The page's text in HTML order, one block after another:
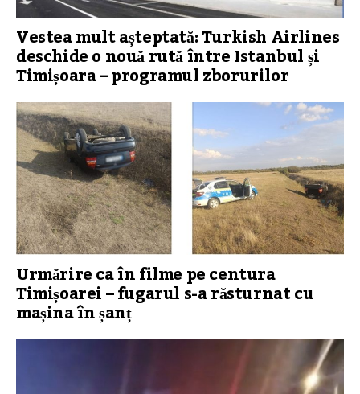
Vestea mult așteptată: Turkish Airlines
deschide o nouă rută între Istanbul și
Timișoara – programul zborurilor
Urmărire ca în filme pe centura
Timișoarei – fugarul s-a răsturnat cu
mașina în șanț